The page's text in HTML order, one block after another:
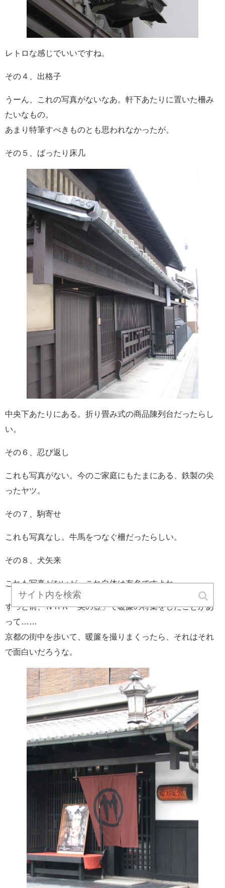
レトロな感じでいいですね。
その４、出格子
うーん、これの写真がないなあ。軒下あたりに置いた柵み
たいなもの。
あまり特筆すべきものとも思われなかったが。
その５、ばったり床几
中央下あたりにある。折り畳み式の商品陳列台だったらし
い。
その６、忍び返し
これも写真がない。今のご家庭にもたまにある、鉄製の尖
ったヤツ。
その７、駒寄せ
これも写真なし。牛馬をつなぐ柵だったらしい。
その８、犬矢来
これも写真がないが、これ自体は有名ですよね。
ずっと前、ＮＨＫ「美の壺」で暖簾の特集をしたことがあ
って……
京都の街中を歩いて、暖簾を撮りまくったら、それはそれ
で面白いだろうな。